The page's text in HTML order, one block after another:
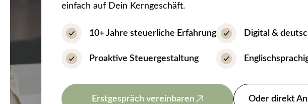
einfach auf Dein Kerngeschäft.
10+ Jahre steuerliche Erfahrung
Proaktive Steuergestaltung
Digital &
Erstgespräch vereinbaren Oder direkt